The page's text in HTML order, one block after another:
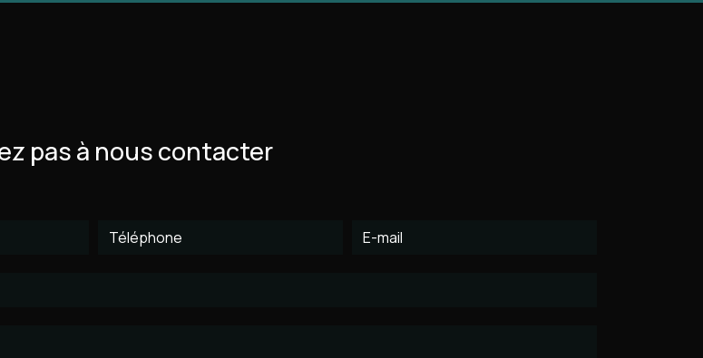
pas à nous contacter